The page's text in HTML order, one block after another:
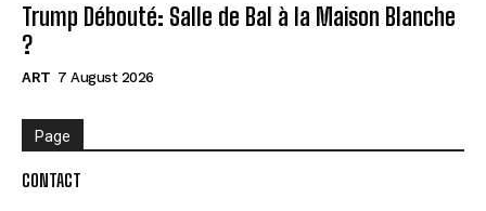
Trump Débouté: Salle de Bal à la Maison Blanche
?
ART 7 August 2026
Page
CONTACT